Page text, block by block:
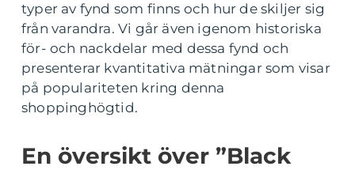
typer av fynd som finns och hur de skiljer sig
från varandra. Vi går även igenom historiska
för- och nackdelar med dessa fynd och
presenterar kvantitativa mätningar som visar
på populariteten kring denna
shoppinghögtid.
En översikt över ”Black